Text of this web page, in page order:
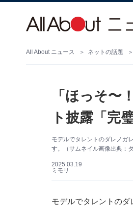
All About ニュース ネットの話題
「ほっそ〜
ト披露「完
モデルでタレントのダレノガ
す。（サムネイル画像出典：
2025.03.19
ミモリ
モデルでタレントの